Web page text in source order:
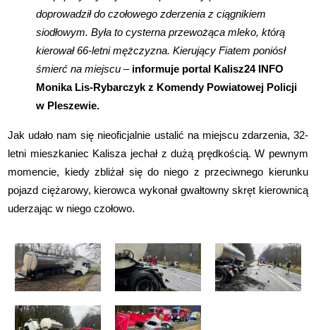
doprowadził do czołowego zderzenia z ciągnikiem
siodłowym. Była to cysterna przewożąca mleko, którą
kierował 66-letni mężczyzna. Kierujący Fiatem poniósł
śmierć na miejscu – informuje portal Kalisz24 INFO
Monika Lis-Rybarczyk z Komendy Powiatowej Policji
w Pleszewie.
Jak udało nam się nieoficjalnie ustalić na miejscu zdarzenia, 32-
letni mieszkaniec Kalisza jechał z dużą prędkością. W pewnym
momencie, kiedy zbliżał się do niego z przeciwnego kierunku
pojazd ciężarowy, kierowca wykonał gwałtowny skręt kierownicą
uderzając w niego czołowo.